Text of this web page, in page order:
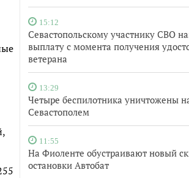
15:12
Севастопольскому участнику СВО
выплату с момента получения
ветерана
13:29
Четыре беспилотника уничтожены
Севастополем
11:55
На Фиоленте обустраивают новый
остановки Автобат